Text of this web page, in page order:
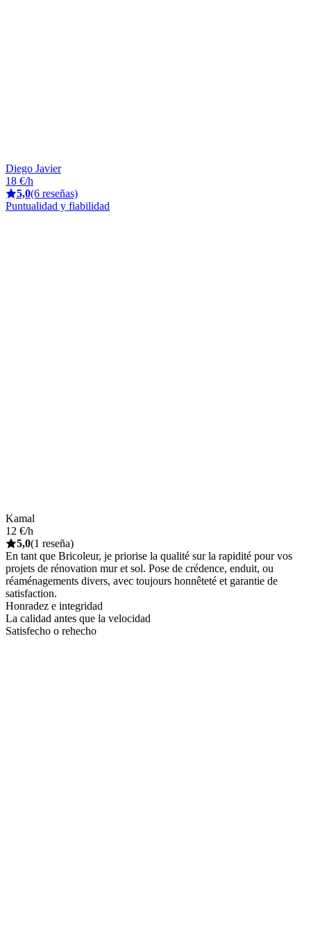
Diego Javier
18 €/h
5,0(6 reseñas)
Puntualidad y fiabilidad
Kamal
12 €/h
5,0(1 reseña)
En tant que Bricoleur, je priorise la qualité sur la rapidité pour vos
projets de rénovation mur et sol. Pose de crédence, enduit, ou
réaménagements divers, avec toujours honnêteté et garantie de
satisfaction.
Honradez e integridad
La calidad antes que la velocidad
Satisfecho o rehecho